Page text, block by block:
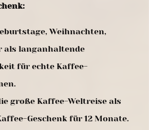
Weihnachten,
als langanhaltende
für echte Kaffee-
große Kaffee-Weltreise als
Geschenk für 12 Monate.